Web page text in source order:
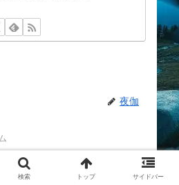
夜伽
検索 トップ サイドバー